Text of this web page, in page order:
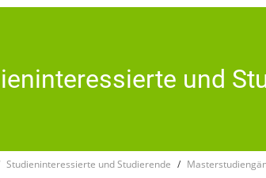
und
Studieninteressierte und Studierende